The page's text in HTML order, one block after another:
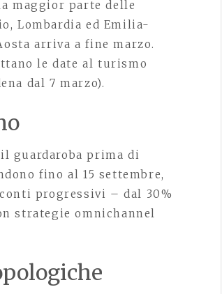
maggior parte delle
Lombardia ed Emilia-
arriva a fine marzo.
le date al turismo
dal 7 marzo).
guardaroba prima di
fino al 15 settembre,
progressivi – dal 30%
strategie omnichannel